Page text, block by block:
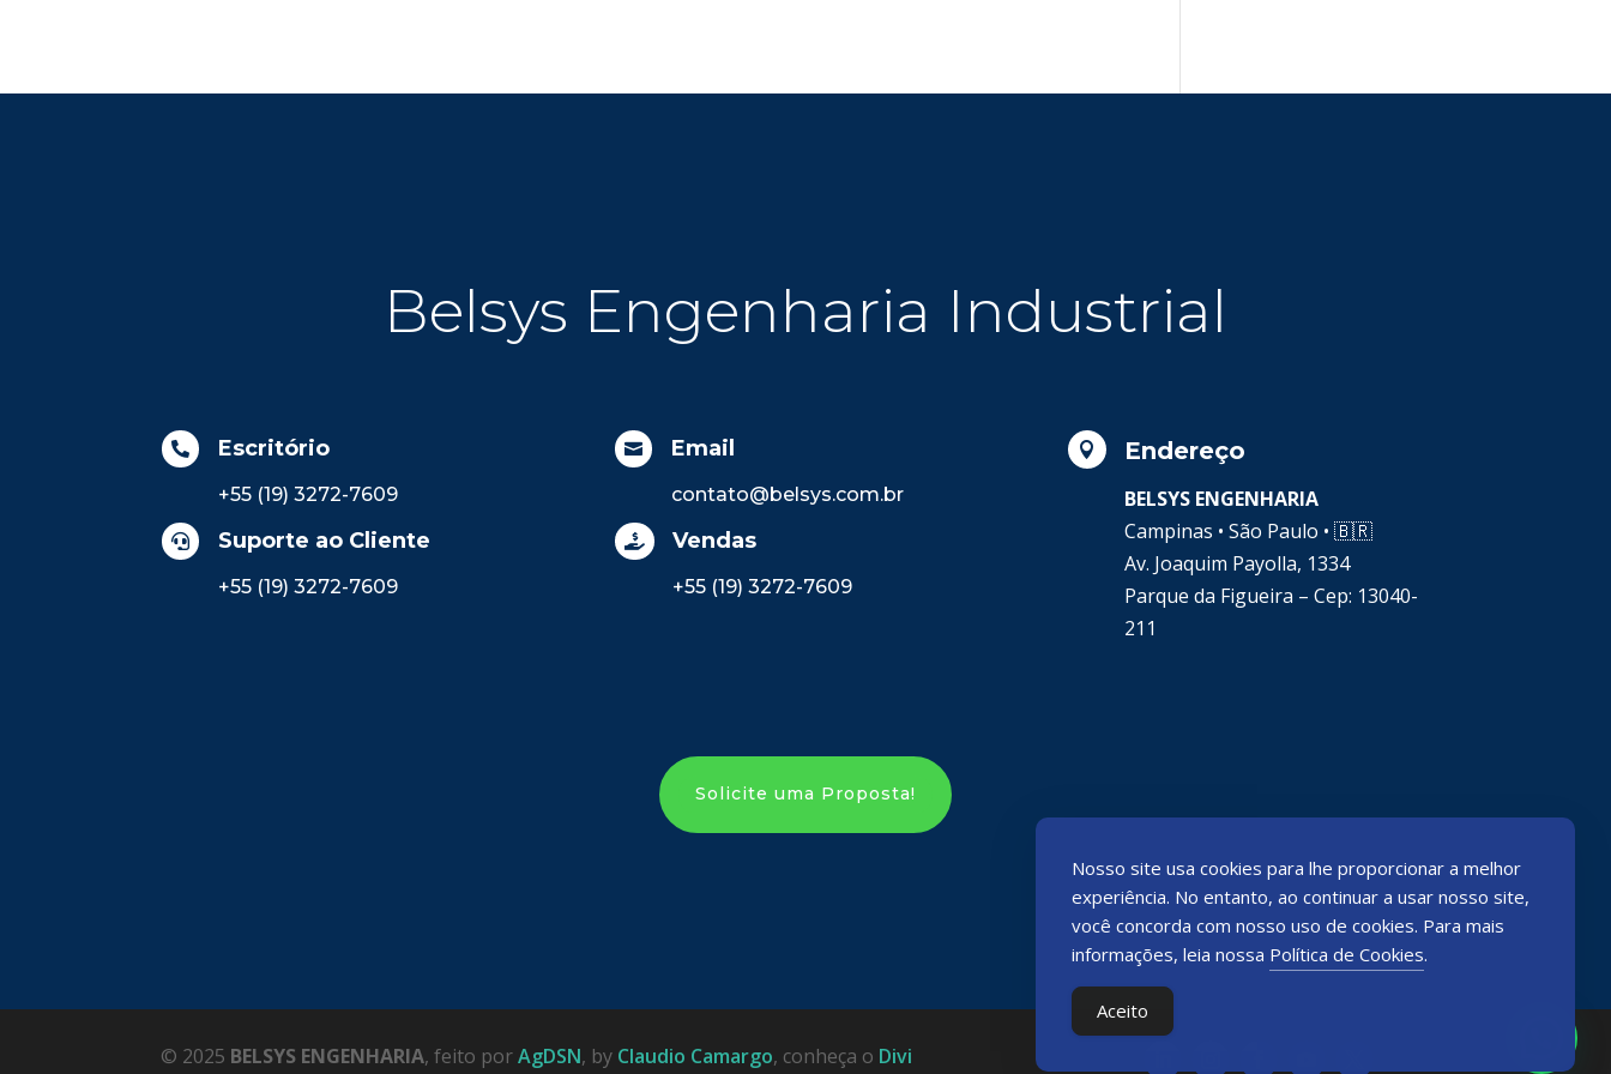
Belsys Engenharia Industrial
 Escritório
+55 (19) 3272-7609
 Suporte ao Cliente
+55 (19) 3272-7609
 Email
contato@belsys.com.br
 Vendas
+55 (19) 3272-7609
 Endereço
BELSYS ENGENHARIA
Campinas • São Paulo •🇧🇷
Av. Joaquim Payolla, 1334
Parque da Figueira – Cep: 13040-
211
Solicite uma Proposta!
© 2025 BELSYS ENGENHARIA, feito porAgDSN, by Claudio Camargo, conheça o Divi
Nosso site usa cookies para lhe proporcionar a melhor
experiência. No entanto, ao continuar a usar nosso site,
você concorda com nosso uso de cookies. Para mais
informações, leia nossa Política de Cookies.
Aceito